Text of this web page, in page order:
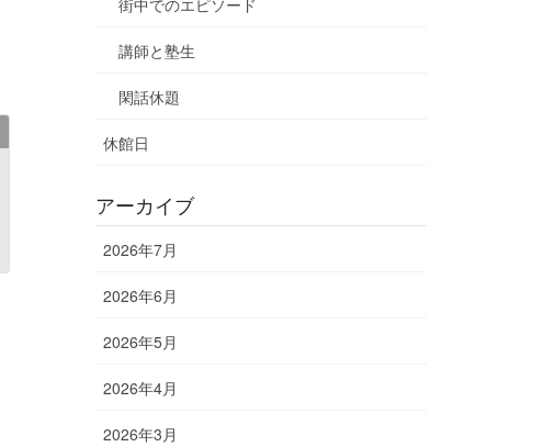
街中でのエピソード
講師と塾生
閑話休題
休館日
アーカイブ
2026年7月
2026年6月
2026年5月
2026年4月
2026年3月